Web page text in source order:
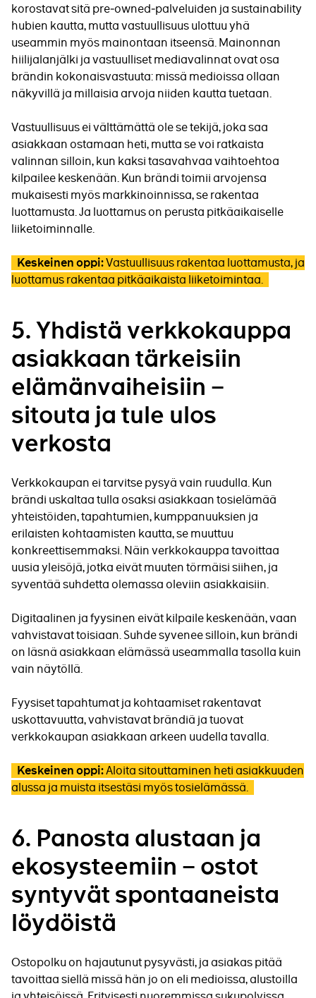
korostavat sitä pre‑owned‑palveluiden ja sustainability
hubien kautta, mutta vastuullisuus ulottuu yhä
useammin myös mainontaan itseensä. Mainonnan
hiilijalanjälki ja vastuulliset mediavalinnat ovat osa
brändin kokonaisvastuuta: missä medioissa ollaan
näkyvillä ja millaisia arvoja niiden kautta tuetaan.
Vastuullisuus ei välttämättä ole se tekijä, joka saa
asiakkaan ostamaan heti, mutta se voi ratkaista
valinnan silloin, kun kaksi tasavahvaa vaihtoehtoa
kilpailee keskenään. Kun brändi toimii arvojensa
mukaisesti myös markkinoinnissa, se rakentaa
luottamusta. Ja luottamus on perusta pitkäaikaiselle
liiketoiminnalle.
Keskeinen oppi:Vastuullisuus rakentaa luottamusta, ja
luottamus rakentaa pitkäaikaista liiketoimintaa.
5. Yhdistä verkkokauppa
asiakkaan tärkeisiin
elämänvaiheisiin –
sitouta ja tule ulos
verkosta
Verkkokaupan ei tarvitse pysyä vain ruudulla. Kun
brändi uskaltaa tulla osaksi asiakkaan tosielämää
yhteistöiden, tapahtumien, kumppanuuksien ja
erilaisten kohtaamisten kautta, se muuttuu
konkreettisemmaksi. Näin verkkokauppa tavoittaa
uusia yleisöjä, jotka eivät muuten törmäisi siihen, ja
syventää suhdetta olemassa oleviin asiakkaisiin.
Digitaalinen ja fyysinen eivät kilpaile keskenään, vaan
vahvistavat toisiaan. Suhde syvenee silloin, kun brändi
on läsnä asiakkaan elämässä useammalla tasolla kuin
vain näytöllä.
Fyysiset tapahtumat ja kohtaamiset rakentavat
uskottavuutta, vahvistavat brändiä ja tuovat
verkkokaupan asiakkaan arkeen uudella tavalla.
Keskeinen oppi:Aloita sitouttaminen heti asiakkuuden
alussa ja muista itsestäsi myös tosielämässä.
6. Panosta alustaan ja
ekosysteemiin – ostot
syntyvät spontaaneista
löydöistä
Ostopolku on hajautunut pysyvästi, ja asiakas pitää
tavoittaa siellä missä hän jo on eli medioissa, alustoilla